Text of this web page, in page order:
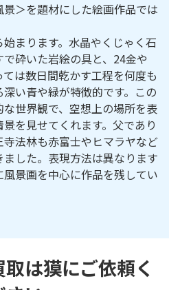
＞を題材にした絵画作品では
まります。水晶やくじゃく石
砕いた岩絵の具と、24金や
は数日間乾かす工程を何度も
い青や緑が特徴的です。この
世界観で、空想上の場所を表
を見せてくれます。父であり
法林も赤富士やヒマラヤなど
した。表現方法は異なります
景画を中心に作品を残してい
は獏にご依頼く